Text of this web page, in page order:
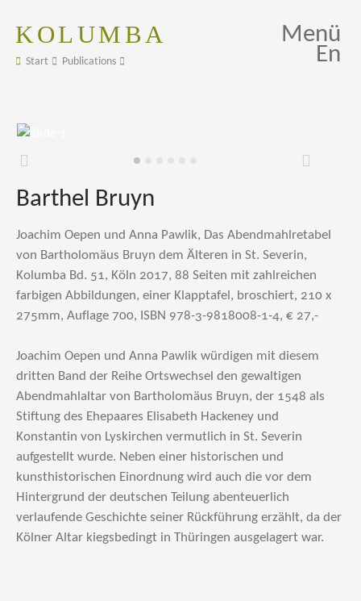
KOLUMBA
Start Publications
Menü
En
Zurück Weiter
Barthel Bruyn
Joachim Oepen und Anna Pawlik, Das Abendmahlretabel
von Bartholomäus Bruyn dem Älteren in St. Severin,
Kolumba Bd. 51, Köln 2017, 88 Seiten mit zahlreichen
farbigen Abbildungen, einer Klapptafel, broschiert, 210 x
275mm, Auflage 700, ISBN 978-3-9818008-1-4, € 27,-
Joachim Oepen und Anna Pawlik würdigen mit diesem
dritten Band der Reihe Ortswechsel den gewaltigen
Abendmahlaltar von Bartholomäus Bruyn, der 1548 als
Stiftung des Ehepaares Elisabeth Hackeney und
Konstantin von Lyskirchen vermutlich in St. Severin
aufgestellt wurde. Neben einer historischen und
kunsthistorischen Einordnung wird auch die vor dem
Hintergrund der deutschen Teilung abenteuerlich
verlaufende Geschichte seiner Rückführung erzählt, da der
Kölner Altar kiegsbedingt in Thüringen ausgelagert war.